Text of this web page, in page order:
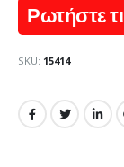
Ρωτήστε
SKU: 15414